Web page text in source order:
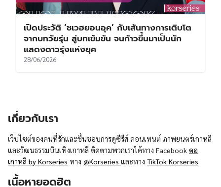
เปิดประวัติ ‘ชเวฮยอนอุค’ กับเส้นทางการเติบโต
จากบทวัยรุ่น สู่บทเข้มข้น จนก้าวขึ้นมาเป็นนัก
แสดงดาวรุ่งแห่งยุค
28/06/2026
เกี่ยวกับเรา
เว็บไซต์ของคนที่รักและชื่นชอบการดูซีรีส์ คอนเทนต์ ภาพยนตร์เกาหลี
และวัฒนธรรมบันเทิงเกาหลี ติดตามพวกเราได้ทาง Facebook คอ
เกาหลี by Korseries ทาง @Korseries และทาง TikTok Korseries
เนื้อหายอดฮิต